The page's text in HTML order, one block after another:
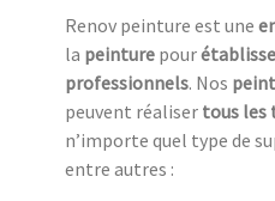
Renov peinture est une
la peinture pour
professionnels. Nos
peuvent réaliser tous les
n’importe quel type de
entre autres :